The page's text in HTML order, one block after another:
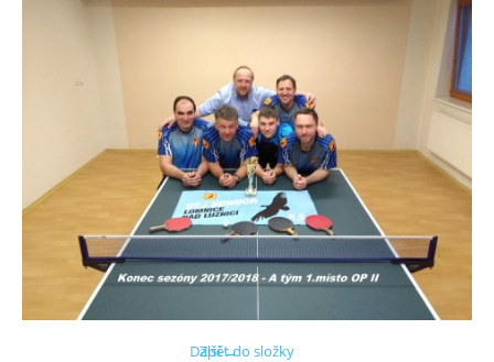
Další →
Zpět do složky